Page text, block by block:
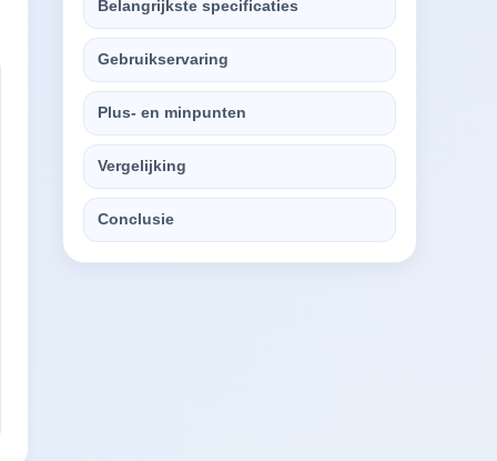
Belangrijkste specificaties
Gebruikservaring
Plus- en minpunten
Vergelijking
Conclusie